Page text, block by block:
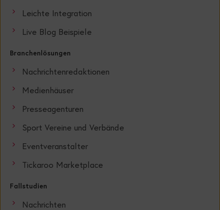
Leichte Integration
Live Blog Beispiele
Branchenlösungen
Nachrichtenredaktionen
Medienhäuser
Presseagenturen
Sport Vereine und Verbände
Eventveranstalter
Tickaroo Marketplace
Fallstudien
Nachrichten